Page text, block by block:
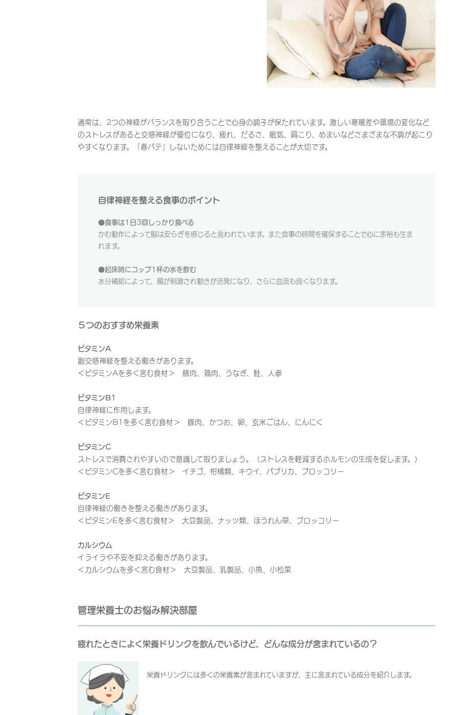
通常は、2つの神経がバランスを取り合うことで心身の調子が保たれています。激しい寒暖差や環境の変化など
のストレスがあると交感神経が優位になり、疲れ、だるさ、眠気、肩こり、めまいなどさまざまな不調が起こり
やすくなります。「春バテ」しないためには自律神経を整えることが大切です。
自律神経を整える食事のポイント
●食事は1日3回しっかり食べる
かむ動作によって脳は安らぎを感じると言われています。また食事の時間を確保することで心に余裕も生ま
れます。
●起床時にコップ1杯の水を飲む
水分補給によって、腸が刺激され動きが活発になり、さらに血流も良くなります。
５つのおすすめ栄養素
ビタミンA
副交感神経を整える働きがあります。
＜ビタミンAを多く含む食材＞ 豚肉、鶏肉、うなぎ、鮭、人参
ビタミンB1
自律神経に作用します。
＜ビタミンB1を多く含む食材＞ 豚肉、かつお、卵、玄米ごはん、にんにく
ビタミンC
ストレスで消費されやすいので意識して取りましょう。（ストレスを軽減するホルモンの生成を促します。）
＜ビタミンCを多く含む食材＞ イチゴ、柑橘類、キウイ、パプリカ、ブロッコリー
ビタミンE
自律神経の働きを整える働きがあります。
＜ビタミンEを多く含む食材＞ 大豆製品、ナッツ類、ほうれん草、ブロッコリー
カルシウム
イライラや不安を抑える働きがあります。
＜カルシウムを多く含む食材＞ 大豆製品、乳製品、小魚、小松菜
管理栄養士のお悩み解決部屋
疲れたときによく栄養ドリンクを飲んでいるけど、どんな成分が含まれているの？
栄養ドリンクには多くの栄養素が含まれていますが、主に含まれている成分を紹介します。